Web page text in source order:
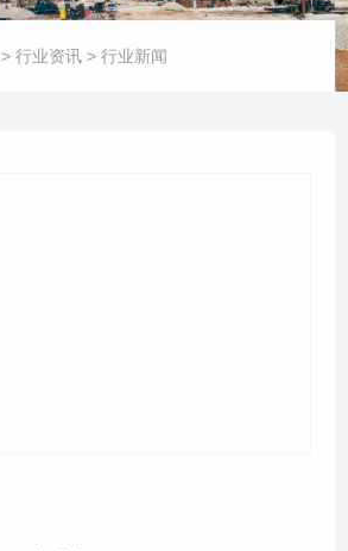
项目案例
>行业资讯 >行业新闻